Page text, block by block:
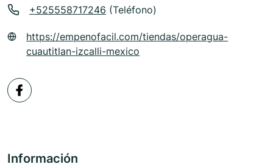
+525558717246 (Teléfono)
https://empenofacil.com/tiendas/operagua-
cuautitlan-izcalli-mexico
Información